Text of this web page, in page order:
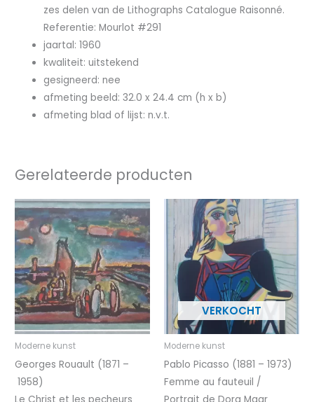
zes delen van de Lithographs Catalogue Raisonné.
Referentie: Mourlot #291
jaartal: 1960
kwaliteit: uitstekend
gesigneerd: nee
afmeting beeld: 32.0 x 24.4 cm (h x b)
afmeting blad of lijst: n.v.t.
Gerelateerde producten
Moderne kunst
Georges Rouault (1871 –
1958)
Moderne kunst
Pablo Picasso (1881 – 1973)
Femme au fauteuil /